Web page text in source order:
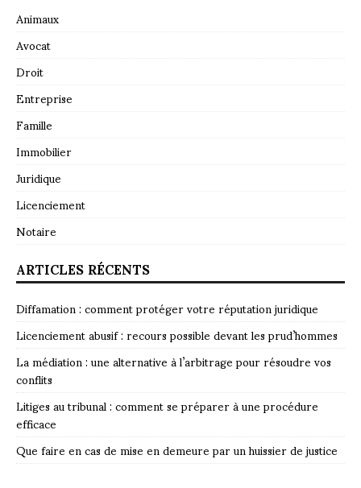
Animaux
Avocat
Droit
Entreprise
Famille
Immobilier
Juridique
Licenciement
Notaire
ARTICLES RÉCENTS
Diffamation : comment protéger votre réputation juridique
Licenciement abusif : recours possible devant les prud’hommes
La médiation : une alternative à l’arbitrage pour résoudre vos
conflits
Litiges au tribunal : comment se préparer à une procédure
efficace
Que faire en cas de mise en demeure par un huissier de justice